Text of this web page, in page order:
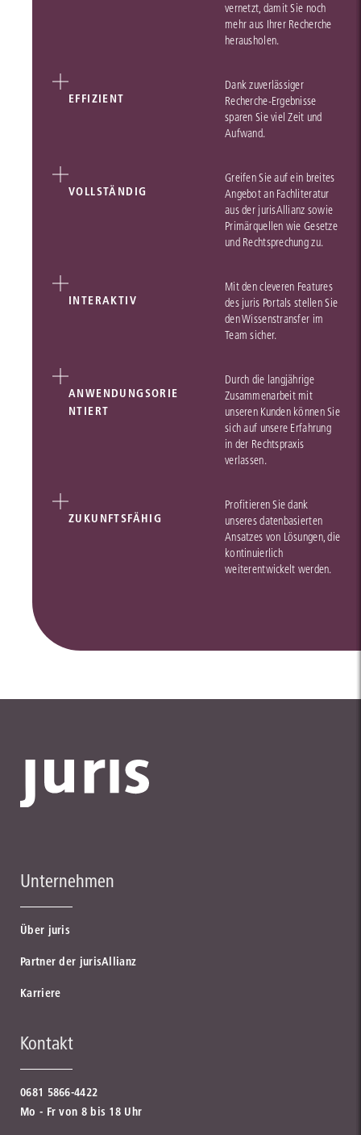
vernetzt, damit Sie noch
mehr aus Ihrer Recherche
herausholen.
EFFIZIENT
Dank zuverlässiger
Recherche-Ergebnisse
sparen Sie viel Zeit und
Aufwand.
VOLLSTÄNDIG
Greifen Sie auf ein breites
Angebot an Fachliteratur
aus der jurisAllianz sowie
Primärquellen wie Gesetze
und Rechtsprechung zu.
INTERAKTIV
Mit den cleveren Features
des juris Portals stellen Sie
den Wissenstransfer im
Team sicher.
ANWENDUNGSORIE
NTIERT
Durch die langjährige
Zusammenarbeit mit
unseren Kunden können Sie
sich auf unsere Erfahrung
in der Rechtspraxis
verlassen.
ZUKUNFTSFÄHIG
Profitieren Sie dank
unseres datenbasierten
Ansatzes von Lösungen, die
kontinuierlich
weiterentwickelt werden.
Unternehmen
Über juris
Partner der jurisAllianz
Karriere
Kontakt
0681 5866-4422
Mo - Fr von 8 bis 18 Uhr